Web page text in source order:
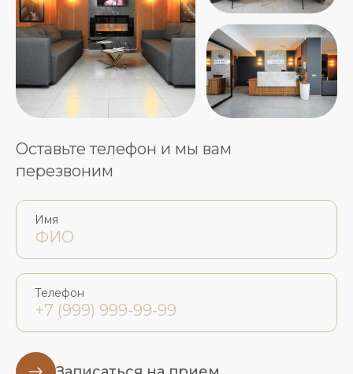
Оставьте телефон и мы вам
перезвоним
Имя
Телефон